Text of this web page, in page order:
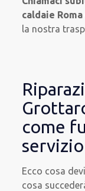
caldaie
la nostra
come
servizio
Ecco cosa
cosa